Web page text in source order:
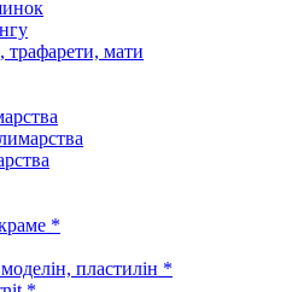
трафарети, мати
*
пластилін *